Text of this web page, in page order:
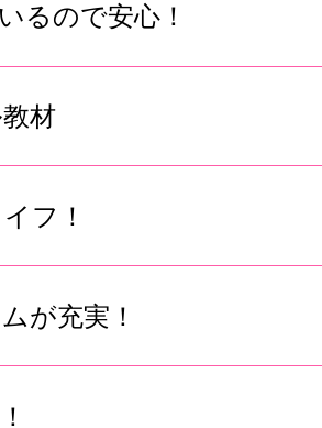
るので安心！
材
フ！
が充実！